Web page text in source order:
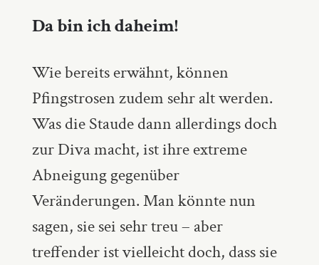
Da bin ich daheim!
Wie bereits erwähnt, können
Pfingstrosen zudem sehr alt werden.
Was die Staude dann allerdings doch
zur Diva macht, ist ihre extreme
Abneigung gegenüber
Veränderungen. Man könnte nun
sagen, sie sei sehr treu – aber
treffender ist vielleicht doch, dass sie